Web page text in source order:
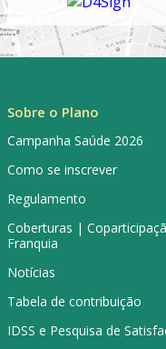
Sobre o Plano
Campanha Saúde 2026
Como se inscrever
Regulamento
Coberturas |
Franquia
Notícias
Tabela de contribuição
IDSS e Pesquisa de